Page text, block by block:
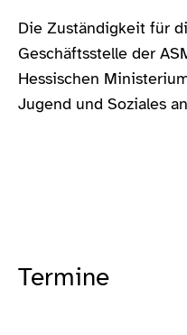
Die Zuständigkeit für
Geschäftsstelle der
Hessischen
Jugend und Soziales
Termine